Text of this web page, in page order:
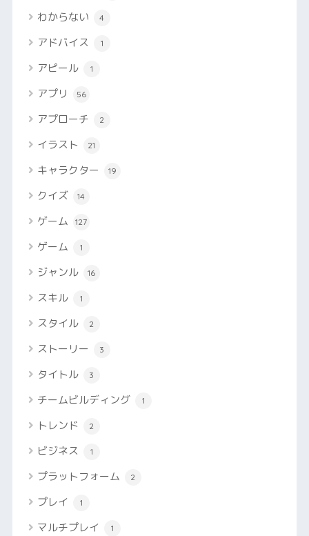
わからない 4
アドバイス 1
アピール 1
アプリ 56
アプローチ 2
イラスト 21
キャラクター 19
クイズ 14
ゲーム 127
ゲーム 1
ジャンル 16
スキル 1
スタイル 2
ストーリー 3
タイトル 3
チームビルディング 1
トレンド 2
ビジネス 1
プラットフォーム 2
プレイ 1
マルチプレイ 1